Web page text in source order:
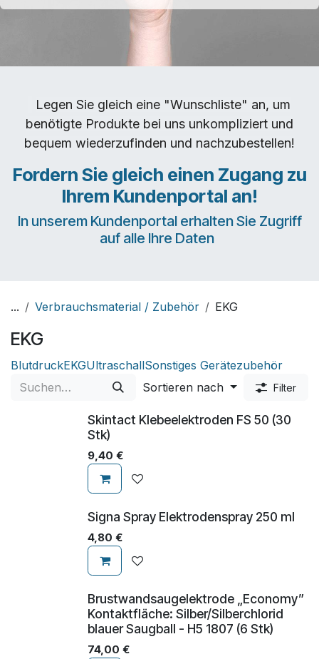
Legen Sie gleich eine "Wunschliste" an, um
benötigte Produkte bei uns unkompliziert und
bequem wiederzufinden und nachzubestellen!
Fordern Sie gleich einen Zugang zu
Ihrem Kundenportal an!
In unserem Kundenportal erhalten Sie Zugriff
auf alle Ihre Daten
... Verbrauchsmaterial / Zubehör EKG
EKG
BlutdruckEKGUltraschallSonstiges Gerätezubehör
Sortieren nach
Filter
Skintact Klebeelektroden FS 50 (30
Stk)
9,40 €
Signa Spray Elektrodenspray 250 ml
4,80 €
Brustwandsaugelektrode „Economy”
Kontaktfläche: Silber/Silberchlorid
blauer Saugball - H5 1807 (6 Stk)
74,00 €